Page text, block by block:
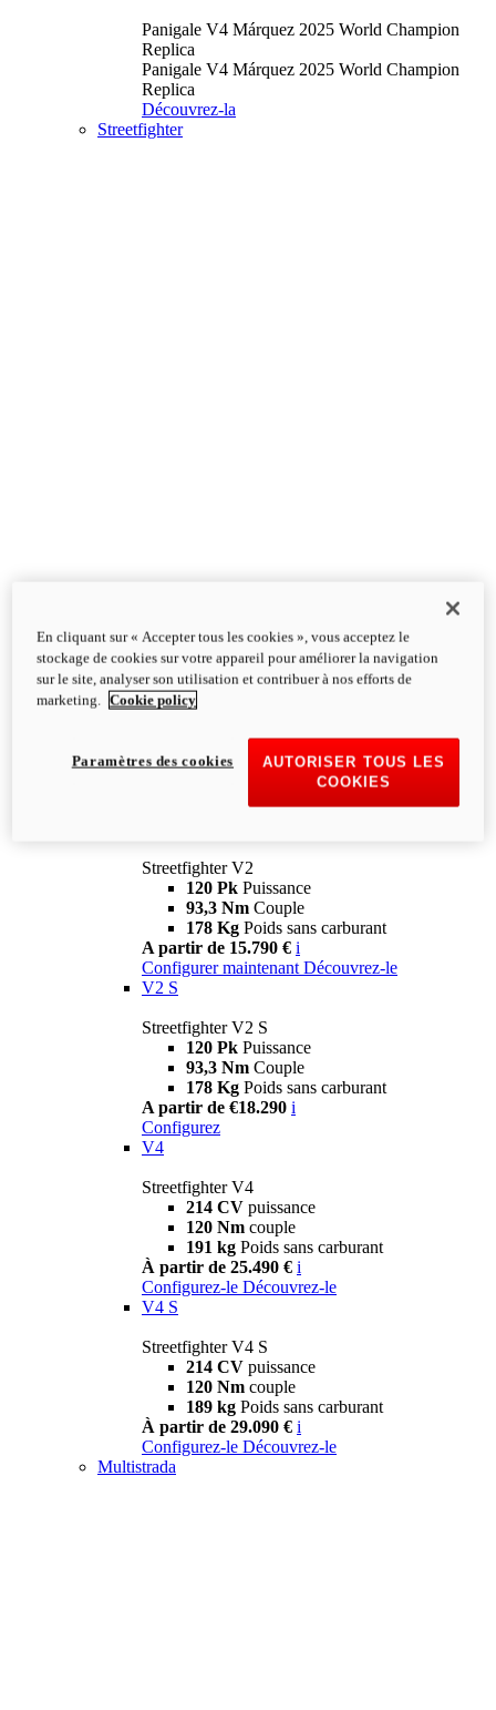
Panigale V4 Márquez 2025 World Champion
Replica
Panigale V4 Márquez 2025 World Champion
Replica
Découvrez-la
Streetfighter
Streetfighter V2
120 Pk Puissance
93,3 Nm Couple
178 Kg Poids sans carburant
A partir de 15.790 € i
Configurer maintenant Découvrez-le
V2 S
Streetfighter V2 S
120 Pk Puissance
93,3 Nm Couple
178 Kg Poids sans carburant
A partir de €18.290 i
Configurez
V4
Streetfighter V4
214 CV puissance
120 Nm couple
191 kg Poids sans carburant
À partir de 25.490 € i
Configurez-le Découvrez-le
V4 S
Streetfighter V4 S
214 CV puissance
120 Nm couple
189 kg Poids sans carburant
À partir de 29.090 € i
Configurez-le Découvrez-le
Multistrada
En cliquant sur « Accepter tous les cookies », vous acceptez le
stockage de cookies sur votre appareil pour améliorer la navigation
sur le site, analyser son utilisation et contribuer à nos efforts de
marketing.
Cookie policy
AUTORISER TOUS LES
COOKIES
Paramètres des cookies